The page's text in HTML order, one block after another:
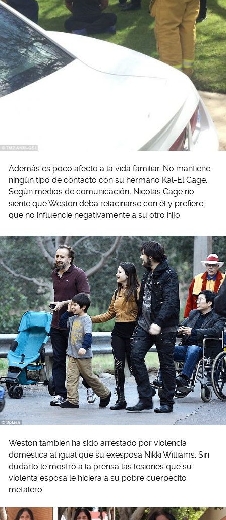
Además es poco afecto a la vida familiar. No mantiene
ningún tipo de contacto con su hermano Kal-El Cage.
Según medios de comunicación, Nicolas Cage no
siente que Weston deba relacinarse con él y prefiere
que no influencie negativamente a su otro hijo.
Weston también ha sido arrestado por violencia
doméstica al igual que su exesposa Nikki Williams. Sin
dudarlo le mostró a la prensa las lesiones que su
violenta esposa le hiciera a su pobre cuerpecito
metalero.